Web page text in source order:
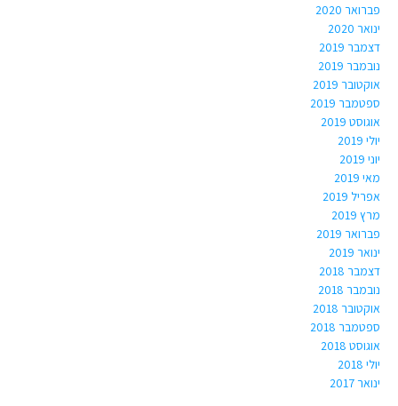
פברואר 2020
ינואר 2020
דצמבר 2019
נובמבר 2019
אוקטובר 2019
ספטמבר 2019
אוגוסט 2019
יולי 2019
יוני 2019
מאי 2019
אפריל 2019
מרץ 2019
פברואר 2019
ינואר 2019
דצמבר 2018
נובמבר 2018
אוקטובר 2018
ספטמבר 2018
אוגוסט 2018
יולי 2018
ינואר 2017